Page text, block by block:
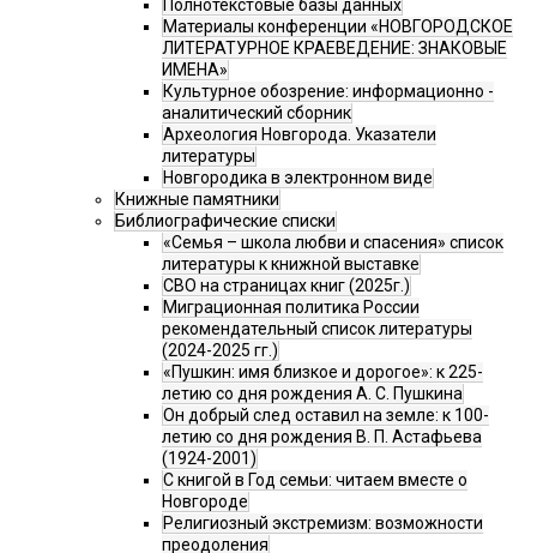
Полнотекстовые базы данных
Материалы конференции «НОВГОРОДСКОЕ
ЛИТЕРАТУРНОЕ КРАЕВЕДЕНИЕ: ЗНАКОВЫЕ
ИМЕНА»
Культурное обозрение: информационно -
аналитический сборник
Археология Новгорода. Указатели
литературы
Новгородика в электронном виде
Книжные памятники
Библиографические списки
«Семья – школа любви и спасения» список
литературы к книжной выставке
СВО на страницах книг (2025г.)
Миграционная политика России
рекомендательный список литературы
(2024-2025 гг.)
«Пушкин: имя близкое и дорогое»: к 225-
летию со дня рождения А. С. Пушкина
Он добрый след оставил на земле: к 100-
летию со дня рождения В. П. Астафьева
(1924-2001)
С книгой в Год семьи: читаем вместе о
Новгороде
Религиозный экстремизм: возможности
преодоления